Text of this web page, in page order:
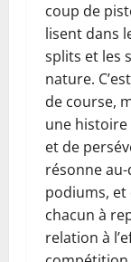
coup de
lisent dans
splits et les
nature.
de course,
une histoire
et de
résonne au-
podiums,
chacun à
relation à